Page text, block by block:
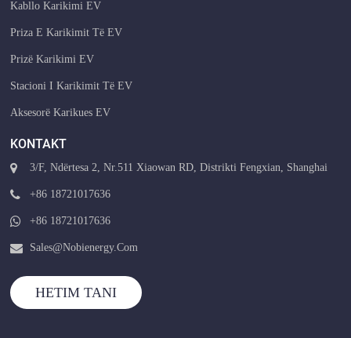
Kabllo Karikimi EV
Priza E Karikimit Të EV
Prizë Karikimi EV
Stacioni I Karikimit Të EV
Aksesorë Karikues EV
KONTAKT
3/F, Ndërtesa 2, Nr.511 Xiaowan RD, Distrikti Fengxian, Shanghai
+86 18721017636
+86 18721017636
Sales@nobienergy.com
HETIM TANI